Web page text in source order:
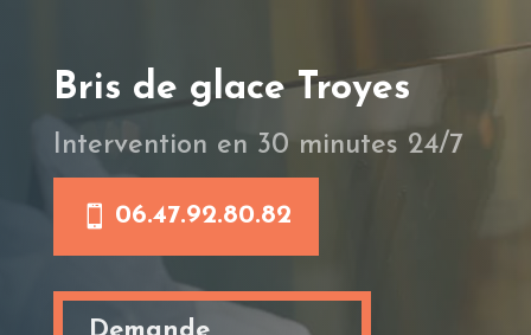
Bris de glace Troyes
Intervention en 30 minutes 24/7
06.47.92.80.82